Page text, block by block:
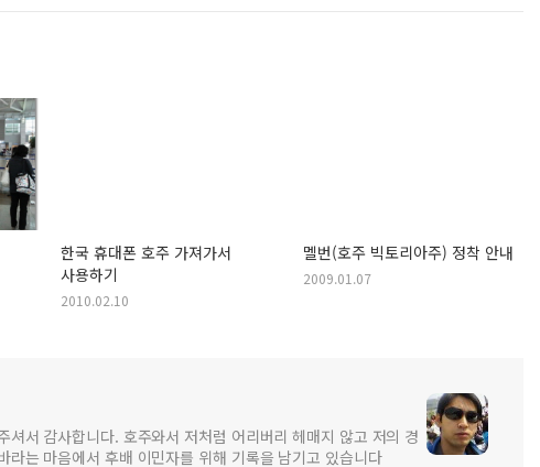
한국 휴대폰 호주 가져가서
사용하기
2010.02.10
멜번(호주 빅토리아주) 정착 안내
2009.01.07
셔서 감사합니다. 호주와서 저처럼 어리버리 헤매지 않고 저의 경
라는 마음에서 후배 이민자를 위해 기록을 남기고 있습니다